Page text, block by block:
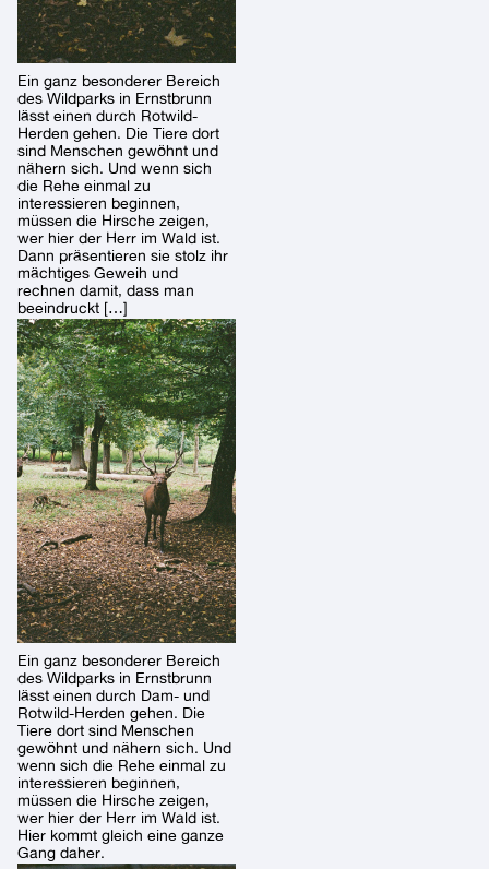
Ein ganz besonderer Bereich
des Wildparks in Ernstbrunn
lässt einen durch Rotwild-
Herden gehen. Die Tiere dort
sind Menschen gewöhnt und
nähern sich. Und wenn sich
die Rehe einmal zu
interessieren beginnen,
müssen die Hirsche zeigen,
wer hier der Herr im Wald ist.
Dann präsentieren sie stolz ihr
mächtiges Geweih und
rechnen damit, dass man
beeindruckt […]
Ein ganz besonderer Bereich
des Wildparks in Ernstbrunn
lässt einen durch Dam- und
Rotwild-Herden gehen. Die
Tiere dort sind Menschen
gewöhnt und nähern sich. Und
wenn sich die Rehe einmal zu
interessieren beginnen,
müssen die Hirsche zeigen,
wer hier der Herr im Wald ist.
Hier kommt gleich eine ganze
Gang daher.